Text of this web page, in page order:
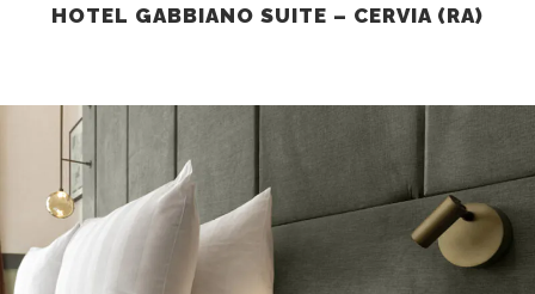
HOTEL GABBIANO SUITE – CERVIA (RA)